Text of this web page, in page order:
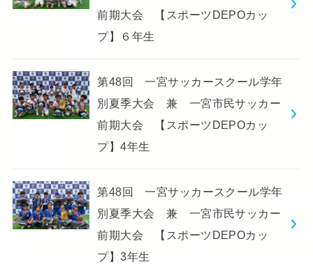
前期大会 【スポーツDEPOカッ
プ】６年生
第48回 一宮サッカースクール学年
別夏季大会 兼 一宮市民サッカー
前期大会 【スポーツDEPOカッ
プ】4年生
第48回 一宮サッカースクール学年
別夏季大会 兼 一宮市民サッカー
前期大会 【スポーツDEPOカッ
プ】3年生